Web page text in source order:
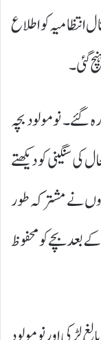
انتظامیہ کو اطلاع
گئی۔
گئے۔ نومولود بچہ
سنگینی کو دیکھتے
نے مشترکہ طور
بعد بچے کو محفوظ